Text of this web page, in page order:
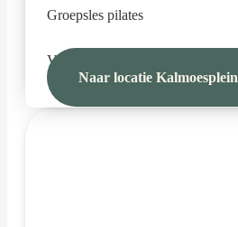
Groepsles pilates
Vertrouwd sinds 2017
Naar locatie Kalmoesplein